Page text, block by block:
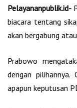
Pelayananpublik.id-
biacara tentang
akan bergabung
Prabowo
dengan
apapun keputusan